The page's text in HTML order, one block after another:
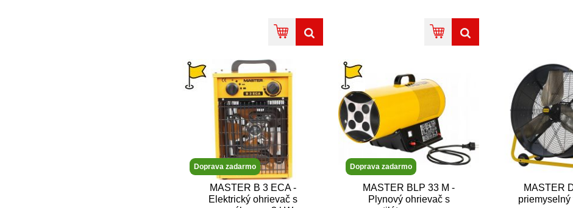
Doprava zadarmo
MASTER B 3 ECA -
Elektrický ohrievač s
Doprava zadarmo
MASTER BLP 33 M -
Plynový ohrievač s
MASTER
priemyselný